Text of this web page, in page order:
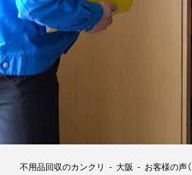
不用品回収のカンクリ 大阪 お客様の声